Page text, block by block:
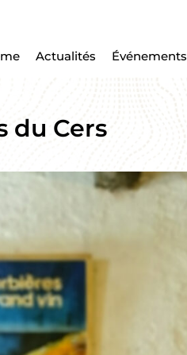
Actualités Événements
du Cers